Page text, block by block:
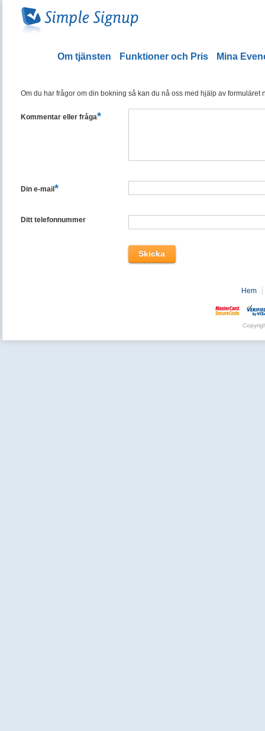
Om tjänsten Funktioner och Pris Mina
Om du har frågor om din bokning så kan du nå oss med hjälp av formuläret
Kommentar eller fråga*
Din e-mail*
Ditt telefonnummer
Hem